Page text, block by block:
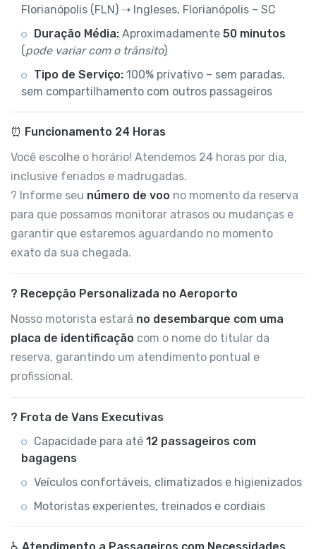
Florianópolis (FLN) ➝ Ingleses, Florianópolis – SC
Duração Média: Aproximadamente 50 minutos
(pode variar com o trânsito)
Tipo de Serviço: 100% privativo – sem paradas,
sem compartilhamento com outros passageiros
⏰ Funcionamento 24 Horas
Você escolhe o horário! Atendemos 24 horas por dia,
inclusive feriados e madrugadas.
? Informe seu número de voo no momento da reserva
para que possamos monitorar atrasos ou mudanças e
garantir que estaremos aguardando no momento
exato da sua chegada.
? Recepção Personalizada no Aeroporto
Nosso motorista estará no desembarque com uma
placa de identificação com o nome do titular da
reserva, garantindo um atendimento pontual e
profissional.
? Frota de Vans Executivas
Capacidade para até 12 passageiros com
bagagens
Veículos confortáveis, climatizados e higienizados
Motoristas experientes, treinados e cordiais